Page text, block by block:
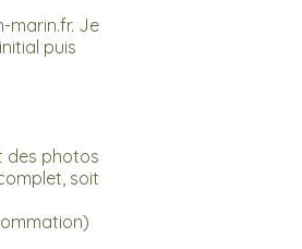
marin.fr. Je
puis
des photos
soit